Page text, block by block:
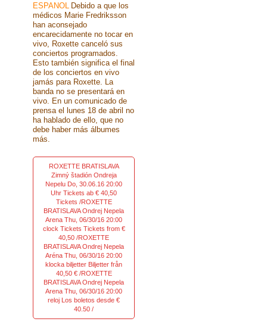
ESPANOL Debido a que los
médicos Marie Fredriksson
han aconsejado
encarecidamente no tocar en
vivo, Roxette canceló sus
conciertos programados.
Esto también significa el final
de los conciertos en vivo
jamás para Roxette. La
banda no se presentará en
vivo. En un comunicado de
prensa el lunes 18 de abril no
ha hablado de ello, que no
debe haber más álbumes
más.
ROXETTE BRATISLAVA
Zimný štadión Ondreja
Nepelu Do, 30.06.16 20:00
Uhr Tickets ab € 40,50
Tickets /ROXETTE
BRATISLAVA Ondrej Nepela
Arena Thu, 06/30/16 20:00
clock Tickets Tickets from €
40,50 /ROXETTE
BRATISLAVA Ondrej Nepela
Aréna Thu, 06/30/16 20:00
klocka biljetter Biljetter från
40,50 € /ROXETTE
BRATISLAVA Ondrej Nepela
Arena Thu, 06/30/16 20:00
reloj Los boletos desde €
40.50 /